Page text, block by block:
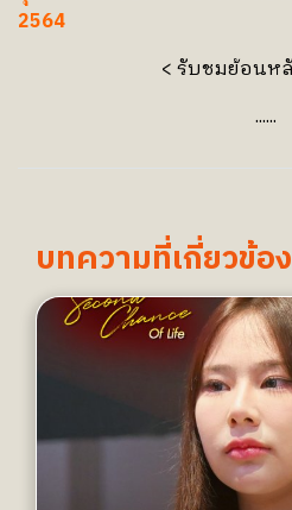
2564
<รับชมย้อนห
......
บทความที่เกี่ยวข้อง